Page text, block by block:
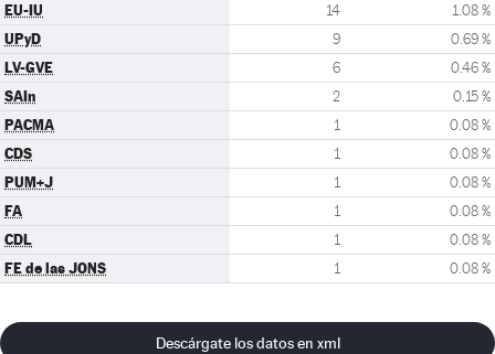
EU-IU 14 1.08 %
UPyD 9 0.69 %
LV-GVE 6 0.46 %
SAIn 2 0.15 %
PACMA 1 0.08 %
CDS 1 0.08 %
PUM+J 1 0.08 %
FA 1 0.08 %
CDL 1 0.08 %
FE de las JONS 1 0.08 %
Descárgate los datos en xml